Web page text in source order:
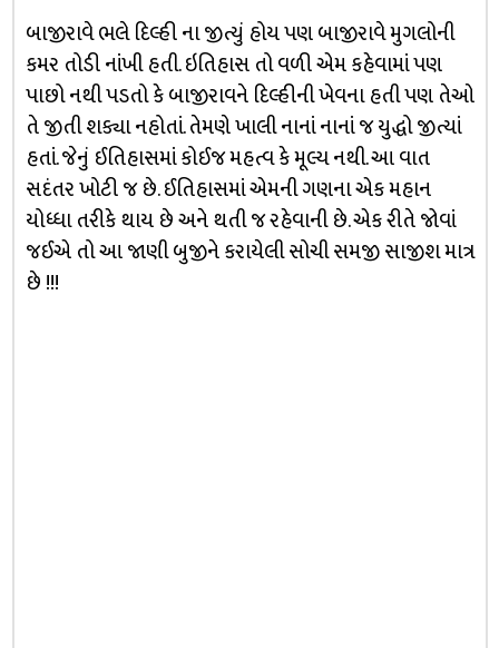
બાજીરાવે ભલે દિલ્હી ના જીત્યું હોય પણ બાજીરાવે મુગલોની
કમર તોડી નાંખી હતી. ઇતિહાસ તો વળી એમ કહેવામાં પણ
પાછો નથી પડતો કે બાજીરાવને દિલ્હીની ખેવના હતી પણ તેઓ
તે જીતી શક્યા નહોતાં. તેમણે ખાલી નાનાં નાનાં જ યુદ્ધો જીત્યાં
હતાં. જેનું ઈતિહાસમાં કોઈજ મહત્વ કે મૂલ્ય નથી. આ વાત
સદંતર ખોટી જ છે. ઈતિહાસમાં એમની ગણના એક મહાન
યોધ્ધા તરીકે થાય છે અને થતી જ રહેવાની છે. એક રીતે જોવાં
જઈએ તો આ જાણી બુજીને કરાયેલી સોચી સમજી સાજીશ માત્ર
છે !!!